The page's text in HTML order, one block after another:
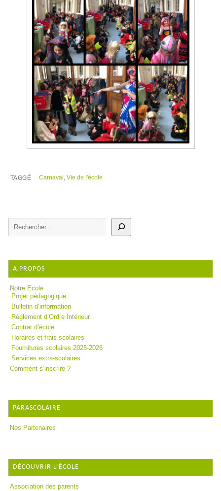
TAGGÉ Carnaval ,Vie de l'école
A PROPOS
Notre Ecole
Projet pédagogique
Bulletin d’information
Règlement d’Ordre Intérieur
Contrat d’école
Horaires et frais scolaires
Fournitures scolaires 2025-2026
Services extra-scolaires
Comment s’inscrire ?
PARASCOLAIRE
Nos Partenaires
DÉCOUVRIR L’ÉCOLE
Association des parents